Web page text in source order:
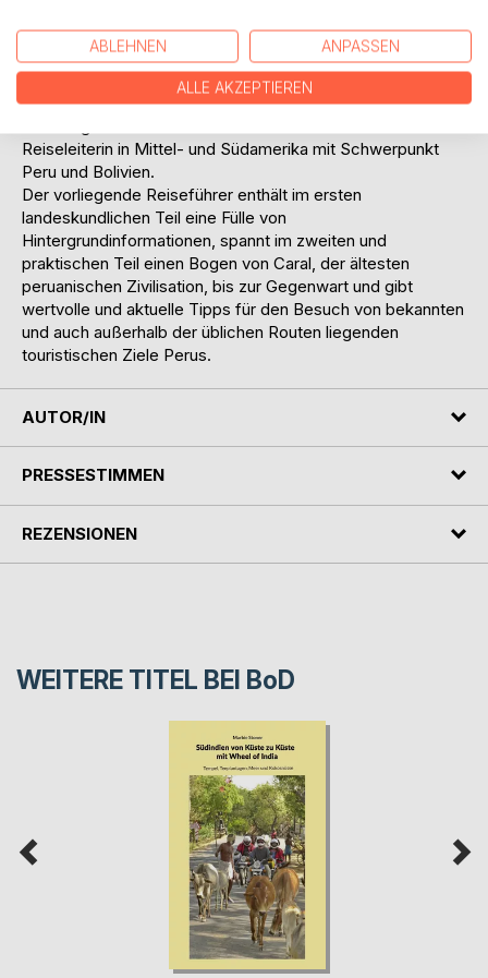
Die Landeskennerin besucht Peru seit 1977 intensiv und
ließ sich 1981 im Andenstaat nieder. In der Fernseh-Serie
„Mit Weltenbummlern unterwegs“ hat sie mehrfach Land
und Leute vorgestellt und arbeitet seit ihrer Rückkehr nach
Reiseleiterin in Mittel- und Südamerika mit Schwerpunkt
Peru und Bolivien.
Der vorliegende Reiseführer enthält im ersten
landeskundlichen Teil eine Fülle von
Hintergrundinformationen, spannt im zweiten und
praktischen Teil einen Bogen von Caral, der ältesten
peruanischen Zivilisation, bis zur Gegenwart und gibt
wertvolle und aktuelle Tipps für den Besuch von bekannten
und auch außerhalb der üblichen Routen liegenden
touristischen Ziele Perus.
AUTOR/IN
PRESSESTIMMEN
REZENSIONEN
WEITERE TITEL BEI BoD
ABLEHNEN ANPASSEN
ALLE AKZEPTIEREN